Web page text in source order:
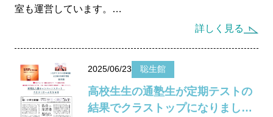
潜在的な能力差がない場合は、学力は単純にやる、や
ねが何よりも大切なことです。王道などありません。
塾生の皆さん、指示されたことは必ず１００％やり切っ
て、結果を残してください。
室も運営しています。
今月、２回目の授業でしたので、ロボットが完成しまし
た。 生徒さんの内、一人は年長さんの女の子です。
とても頑張って作っています。どの子も作るのが楽しそ
うですね。分からないところでは、「先生、先生」の連
詳しく見る
2025/06/23 聡生館
高校生生の通塾生が定期テストの
結果でクラストップになりまし